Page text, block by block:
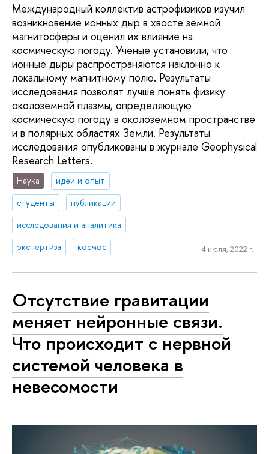
Международный коллектив астрофизиков изучил
возникновение ионных дыр в хвосте земной
магнитосферы и оценил их влияние на
космическую погоду. Ученые установили, что
ионные дыры распространяются наклонно к
локальному магнитному полю. Результаты
исследования позволят лучше понять физику
околоземной плазмы, определяющую
космическую погоду в околоземном пространстве
и в полярных областях Земли. Результаты
исследования опубликованы в журнале Geophysical
Research Letters.
Наука
идеи и опыт
студенты
публикации
исследования и аналитика
экспертиза
космос 4 июля, 2022 г.
Отсутствие гравитации
меняет нейронные связи.
Что происходит с нервной
системой человека в
невесомости